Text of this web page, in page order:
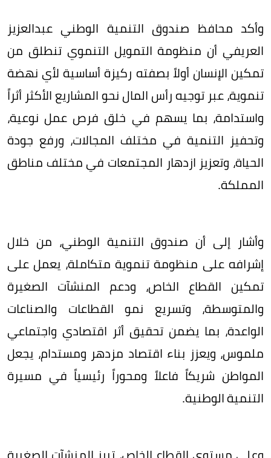
وأكد محافظ صندوق التنمية الوطني عبدالعزيز
العريفي أن منظومة التمويل التنموي تنطلق من
تمكين الإنسان أولاً بصفته ركيزة أساسية لأي نهضة
تنموية، عبر توجيه رأس المال نحو المشاريع الأكثر أثراً
واستدامة، بما يسهم في خلق فرص عمل نوعية،
وتحفيز التنمية في مختلف المجالات، ورفع جودة
الحياة، وتعزيز ازدهار المجتمعات في مختلف مناطق
المملكة.
وأشار إلى أن صندوق التنمية الوطني، من خلال
إشرافه على منظومة تنموية متكاملة، يعمل على
تمكين القطاع الخاص، ودعم المنشآت الصغيرة
والمتوسطة، وتسريع نمو القطاعات والصناعات
الواعدة، بما يضمن تحقيق أثر اقتصادي واجتماعي
ملموس، ويعزز بناء اقتصاد مزدهر ومستدام، يجعل
المواطن شريكاً فاعلاً ومحوراً رئيسياً في مسيرة
التنمية الوطنية.